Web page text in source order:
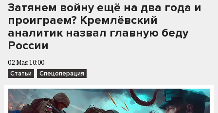
Затянем войну ещё на два года и
проиграем? Кремлёвский
аналитик назвал главную беду
России
02 Мая 10:00
Статьи Спецоперация